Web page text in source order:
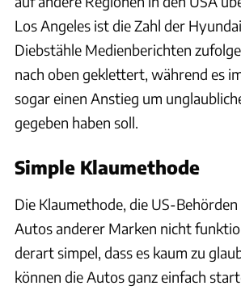
Los Angeles ist die Zahl der
Diebstähle Medienberichten
nach oben geklettert, während es
sogar einen Anstieg um
gegeben haben soll.
Simple Klaumethode
Die Klaumethode, die US-
Autos anderer Marken nicht
derart simpel, dass es kaum zu
können die Autos ganz einfach